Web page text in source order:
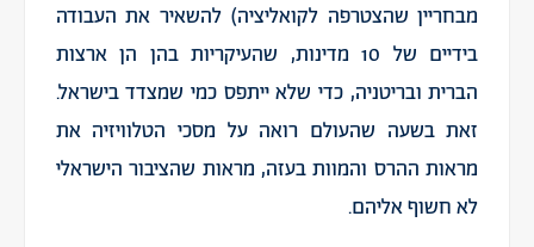
מבחריין שהצטרפה לקואליציה) להשאיר את העבודה
בידיים של 10 מדינות, שהעיקריות בהן הן ארצות
הברית ובריטניה, כדי שלא ייתפס כמי שמצדד בישראל.
זאת בשעה שהעולם רואה על מסכי הטלוויזיה את
מראות ההרס והמוות בעזה, מראות שהציבור הישראלי
לא חשוף אליהם.